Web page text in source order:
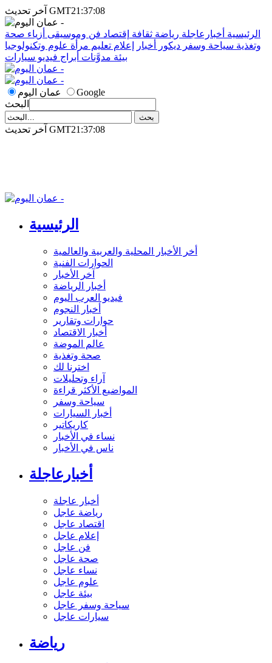
آخر تحديث GMT21:37:08
الرئيسية أخبارعاجلة رياضة ثقافة إقتصاد فن وموسيقى أزياء صحة
وتغذية سياحة وسفر ديكور أخبار إعلام تعليم مرأة علوم وتكنولوجيا
بيئة مدوَّنات أبراج فيديو سيارات
عمان اليوم
Google
البحث
آخر تحديث GMT21:37:08
الرئيسية
أخر الأخبار المحلية والعربية والعالمية
الحوارات الفنية
آخر الأخبار
أخبار الرياضة
فيديو العرب اليوم
أخبار النجوم
حوارات وتقارير
أخبار الاقتصاد
عالم الموضة
صحة وتغذية
اخترنا لك
آراء وتحليلات
المواضيع الأكثر قراءة
سياحة وسفر
أخبار السيارات
كاريكاتير
نساء في الأخبار
ناس في الأخبار
أخبارعاجلة
أخبار عاجلة
رياضة عاجل
اقتصاد عاجل
إعلام عاجل
فن عاجل
صحة عاجل
نساء عاجل
علوم عاجل
بيئة عاجل
سياحة وسفر عاجل
سيارات عاجل
رياضة